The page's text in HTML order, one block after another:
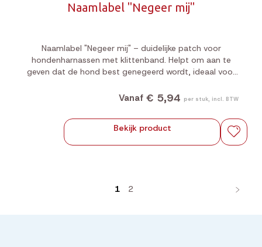
Naamlabel "Negeer mij"
Naamlabel "Negeer mij" – duidelijke patch voor
hondenharnassen met klittenband. Helpt om aan te
geven dat de hond best genegeerd wordt, ideaal voor
Vanaf € 5,94 per stuk, incl. BTW
Bekijk product
1 2